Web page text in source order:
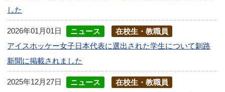
した
2026年01月01日 ニュース
在校生・教職員
アイスホッケー女子日本代表に選出された学生について釧路
新聞に掲載されました
2025年12月27日 ニュース
在校生・教職員